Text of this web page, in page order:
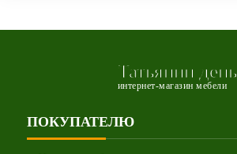
Татьянин день
интернет-магазин мебели
ПОКУПАТЕЛЮ